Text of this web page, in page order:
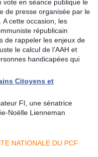
vote en séance publique le
de presse organisée par le
cette occasion, les
républicain
de rappeler les enjeux de
le calcul de l’AAH et
handicapées qui
Citoyens et
FI, une sénatrice
Noëlle Lienneman
NATIONALE DU PCF